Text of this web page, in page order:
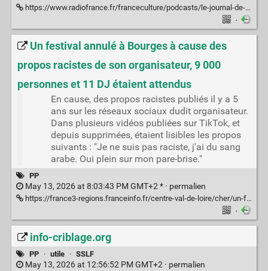
https://www.radiofrance.fr/franceculture/podcasts/le-journal-de-l-eco/guitare-iconique-la-stratocaster-dechaine-les-passions-1749598
·
Un festival annulé à Bourges à cause des
propos racistes de son organisateur, 9 000
personnes et 11 DJ étaient attendus
En cause, des propos racistes publiés il y a 5
ans sur les réseaux sociaux dudit organisateur.
Dans plusieurs vidéos publiées sur TikTok, et
depuis supprimées, étaient lisibles les propos
suivants : "Je ne suis pas raciste, j'ai du sang
arabe. Oui plein sur mon pare-brise."
PP
May 13, 2026 at 8:03:43 PM GMT+2 * · permalien
https://france3-regions.franceinfo.fr/centre-val-de-loire/cher/un-festival-annule-a-bourges-a-cause-des-propos-racistes-de-son-organisateur-9-000-personnes-et-11-dj-etaient-attendus-3350194.html
·
info-criblage.org
PP · utile · SSLF
May 13, 2026 at 12:56:52 PM GMT+2 · permalien